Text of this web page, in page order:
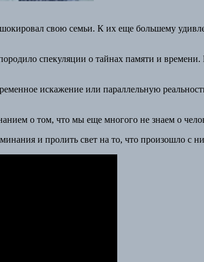
свою семьи. К их еще большему
спекуляции о тайнах памяти и
искажение или параллельную
о том, что мы еще многого не знаем о
и пролить свет на то, что произошло с